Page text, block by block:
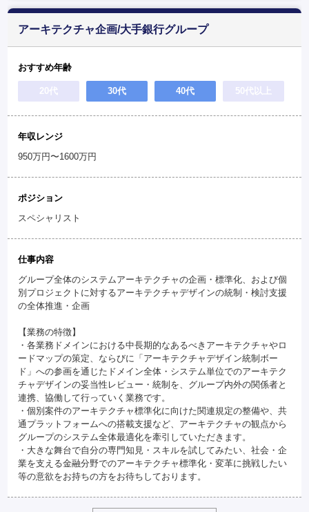
アーキテクチャ企画/大手銀行グループ
おすすめ年齢
20代 30代 40代 50代以上
年収レンジ
950万円〜1600万円
ポジション
スペシャリスト
仕事内容
グループ全体のシステムアーキテクチャの企画・標準化、および個
別プロジェクトに対するアーキテクチャデザインの統制・検討支援
の全体推進・企画
【業務の特徴】
・各業務ドメインにおける中長期的なあるべきアーキテクチャやロ
ードマップの策定、ならびに「アーキテクチャデザイン統制ボー
ド」への参画を通じたドメイン全体・システム単位でのアーキテク
チャデザインの妥当性レビュー・統制を、グループ内外の関係者と
連携、協働して行っていく業務です。
・個別案件のアーキテクチャ標準化に向けた関連規定の整備や、共
通プラットフォームへの搭載支援など、アーキテクチャの観点から
グループのシステム全体最適化を牽引していただきます。
・大きな舞台で自分の専門知見・スキルを試してみたい、社会・企
業を支える金融分野でのアーキテクチャ標準化・変革に挑戦したい
等の意欲をお持ちの方をお待ちしております。